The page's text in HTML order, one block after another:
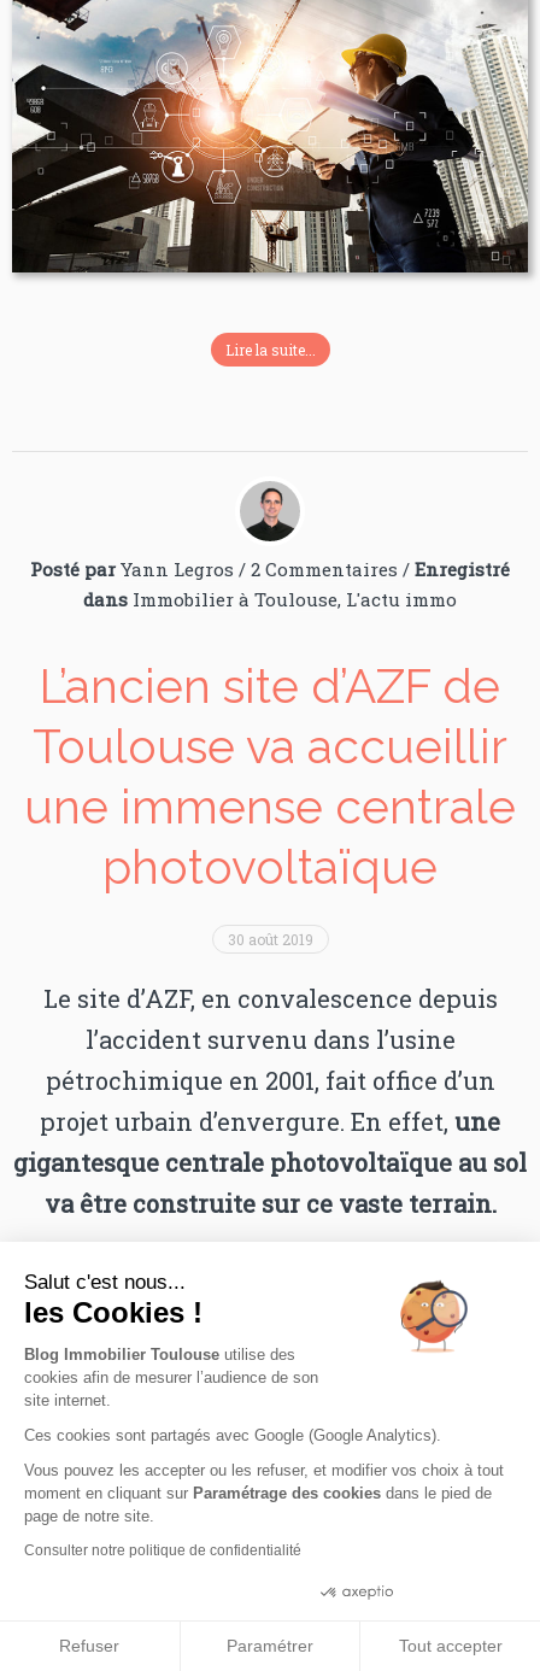
Lire la suite...
Posté par Yann Legros / 2 Commentaires / Enregistré
dans Immobilier à Toulouse, L'actu immo
L’ancien site d’AZF de
Toulouse va accueillir
une immense centrale
photovoltaïque
30 août 2019
Le site d’AZF, en convalescence depuis
l’accident survenu dans l’usine
pétrochimique en 2001, fait office d’un
projet urbain d’envergure. En effet, une
gigantesque centrale photovoltaïque au sol
va être construite sur ce vaste terrain.
Salut c'est nous...
les Cookies !
Blog Immobilier Toulouse utilise des
cookies afin de mesurer l’audience de son
site internet.
Ces cookies sont partagés avec Google (Google Analytics).
Vous pouvez les accepter ou les refuser, et modifier vos choix à tout
moment en cliquant sur Paramétrage des cookies dans le pied de
page de notre site.
Consulter notre politique de confidentialité
Refuser Paramétrer Tout accepter